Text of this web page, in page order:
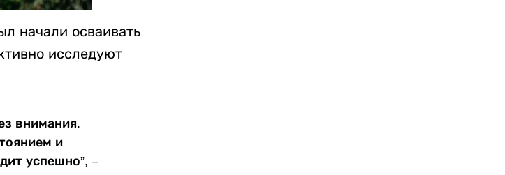
начали осваивать
исследуют
внимания.
и
успешно”, –